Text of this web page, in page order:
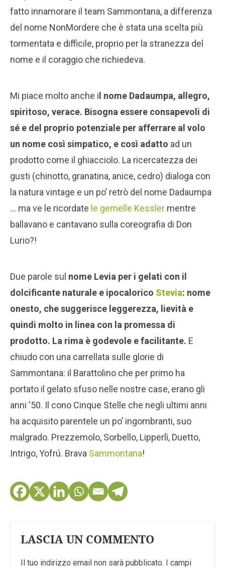
fatto innamorare il team Sammontana, a differenza
del nome NonMordere che è stata una scelta più
tormentata e difficile, proprio per la stranezza del
nome e il coraggio che richiedeva.
Mi piace molto anche i l nome Dadaumpa, allegro,
spiritoso, verace. Bisogna essere consapevoli di
sé e del proprio potenziale per afferrare al volo
un nome così simpatico, e così adatto ad un
prodotto come il ghiacciolo. La ricercatezza dei
gusti (chinotto, granatina, anice, cedro) dialoga con
la natura vintage e un po’ retrò del nome Dadaumpa
… ma ve le ricordate le gemelle Kessler mentre
ballavano e cantavano sulla coreografia di Don
Lurio?!
Due parole sul nome Levia per i gelati con il
dolcificante naturale e ipocalorico Stevia: nome
onesto, che suggerisce leggerezza, lievità e
quindi molto in linea con la promessa di
prodotto. La rima è godevole e facilitante. E
chiudo con una carrellata sulle glorie di
Sammontana: il Barattolino che per primo ha
portato il gelato sfuso nelle nostre case, erano gli
anni ‘50. Il cono Cinque Stelle che negli ultimi anni
ha acquisito parentele un po’ ingombranti, suo
malgrado. Prezzemolo, Sorbello, Lipperlì, Duetto,
Intrigo, Yofrú. Brava Sammontana!
LASCIA UN COMMENTO
Il tuo indirizzo email non sarà pubblicato. I campi